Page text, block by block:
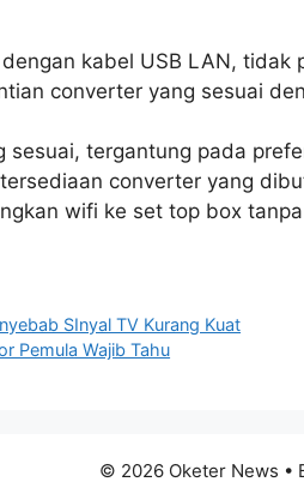
kabel USB LAN, tidak
converter yang sesuai
sesuai, tergantung pada
converter yang
wifi ke set top box
SInyal TV Kurang Kuat
Pemula Wajib Tahu
© 2026 Oketer News •